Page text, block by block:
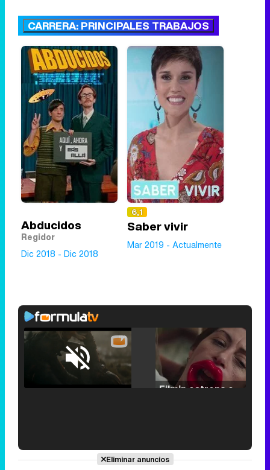
CARRERA: PRINCIPALES TRABAJOS
Abducidos
Regidor
Dic 2018 - Dic 2018
6,1
Saber vivir
Mar 2019 - Actualmente
Unmute /
Loaded:
'120 Minutos' celebra sus 2.000 programas en Telemadrid con un vídeo del día a día en la redacción
Eliminar anuncios